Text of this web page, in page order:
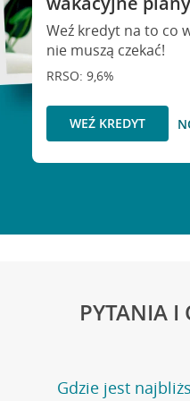
Weź kredyt na to co
nie muszą czekać!
RRSO: 9,6%
WEŹ KREDYT
PYTANIA I
Gdzie jest